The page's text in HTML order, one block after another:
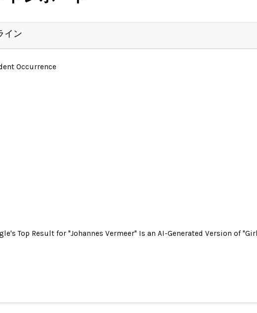
イン
Occurrence
Top Result for "Johannes Vermeer" Is an AI-Generated Version of
Top Result for "Johannes Vermeer" Is an AI-Generated